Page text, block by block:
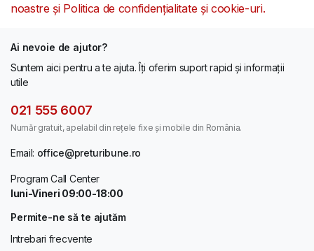
noastre și Politica de confidențialitate și cookie-uri.
Ai nevoie de ajutor?
Suntem aici pentru a te ajuta. Îți oferim suport rapid și informații
utile
021 555 6007
Număr gratuit, apelabil din rețele fixe și mobile din România.
Email: office@preturibune.ro
Program Call Center
luni-Vineri 09:00-18:00
Permite-ne să te ajutăm
Intrebari frecvente